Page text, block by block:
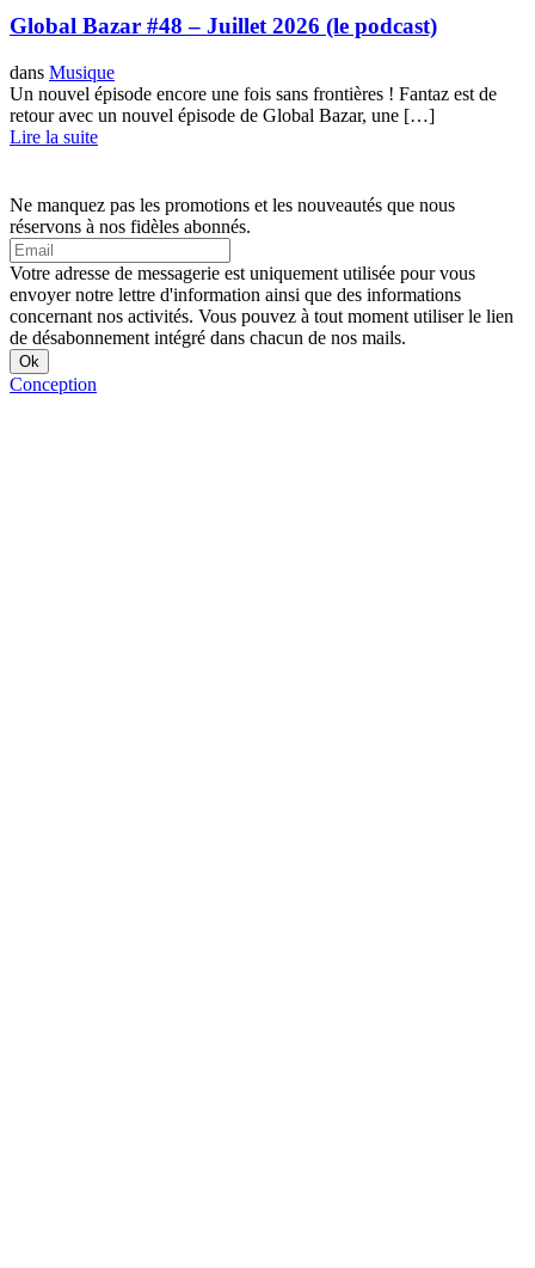
Global Bazar #48 – Juillet 2026 (le podcast)
dans Musique
Un nouvel épisode encore une fois sans frontières ! Fantaz est de
retour avec un nouvel épisode de Global Bazar, une […]
Lire la suite
Ne manquez pas les promotions et les nouveautés que nous
réservons à nos fidèles abonnés.
Votre adresse de messagerie est uniquement utilisée pour vous
envoyer notre lettre d'information ainsi que des informations
concernant nos activités. Vous pouvez à tout moment utiliser le lien
de désabonnement intégré dans chacun de nos mails.
Conception